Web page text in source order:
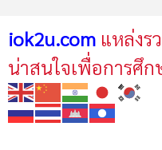
iok2u.com แหล่งร
น่าสนใจเพื่อการศึ